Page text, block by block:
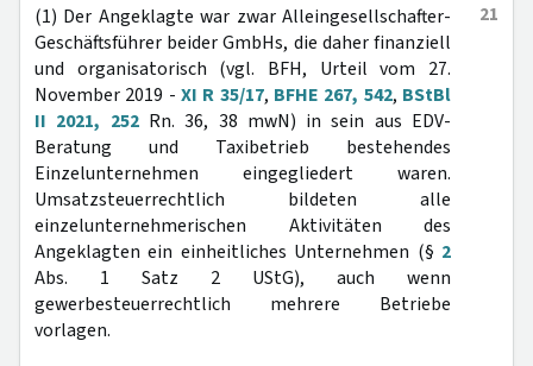
21
(1) Der Angeklagte war zwar Alleingesellschafter-
Geschäftsführer beider GmbHs, die daher finanziell
und organisatorisch (vgl. BFH, Urteil vom 27.
November 2019 - XI R 35/17, BFHE 267, 542, BStBl
II 2021, 252Rn. 36, 38 mwN) in sein aus EDV-
Beratung und Taxibetrieb bestehendes
Einzelunternehmen eingegliedert waren.
Umsatzsteuerrechtlich bildeten alle
einzelunternehmerischen Aktivitäten des
Angeklagten ein einheitliches Unternehmen (§ 2
Abs. 1 Satz 2 UStG), auch wenn
gewerbesteuerrechtlich mehrere Betriebe
vorlagen.